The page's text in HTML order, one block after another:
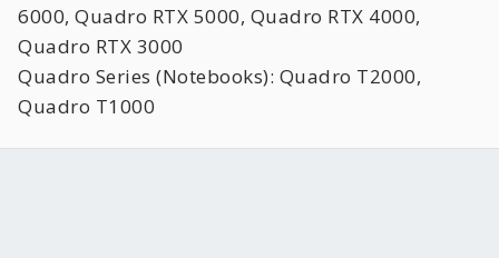
6000, Quadro RTX 5000, Quadro RTX 4000,
Quadro RTX 3000
Quadro Series (Notebooks): Quadro T2000,
Quadro T1000